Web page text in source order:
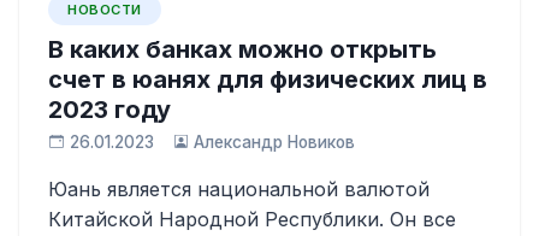
НОВОСТИ
В каких банках можно открыть
счет в юанях для физических лиц в
2023 году
26.01.2023 Александр Новиков
Юань является национальной валютой
Китайской Народной Республики. Он все